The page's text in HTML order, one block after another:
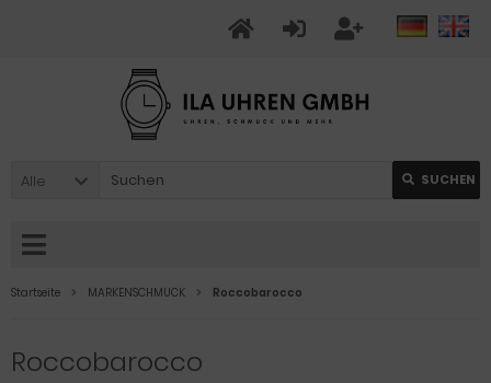
Alle SUCHEN
Startseite MARKENSCHMUCK Roccobarocco
Roccobarocco